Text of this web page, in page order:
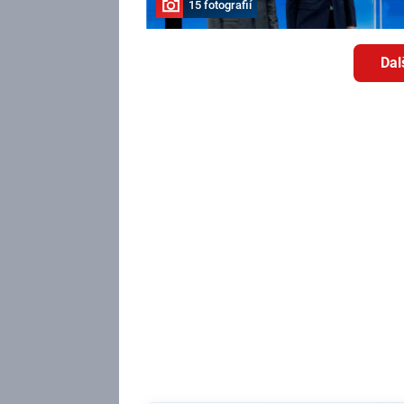
15 fotografií